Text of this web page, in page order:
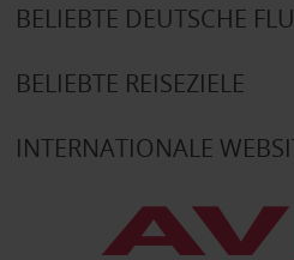
BELIEBTE DEUTSCHE
BELIEBTE REISEZIELE
INTERNATIONALE